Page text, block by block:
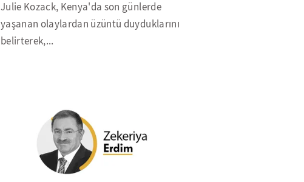
Julie Kozack, Kenya'da son günlerde
yaşanan olaylardan üzüntü duyduklarını
belirterek,...